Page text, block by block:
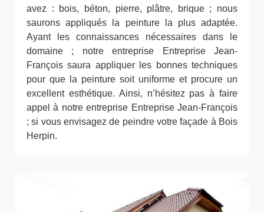
avez : bois, béton, pierre, plâtre, brique ; nous
saurons appliqués la peinture la plus adaptée.
Ayant les connaissances nécessaires dans le
domaine ; notre entreprise Entreprise Jean-
François saura appliquer les bonnes techniques
pour que la peinture soit uniforme et procure un
excellent esthétique. Ainsi, n’hésitez pas à faire
appel à notre entreprise Entreprise Jean-François
; si vous envisagez de peindre votre façade à Bois
Herpin.